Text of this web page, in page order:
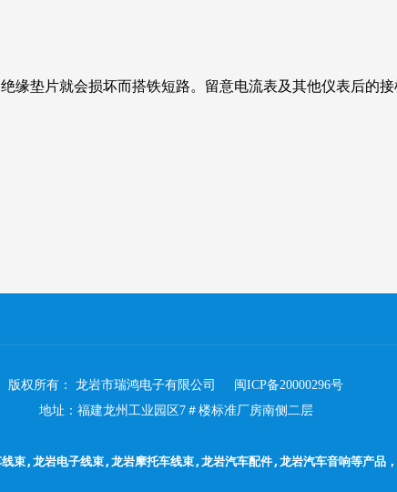
缘垫片就会损坏而搭铁短路。留意电流表及其他仪表后的
版权所有： 龙岩市瑞鸿电子有限公司 闽ICP备20000296号
地址：福建龙州工业园区7＃楼标准厂房南侧二层
束,龙岩电子线束,龙岩摩托车线束, 龙岩汽车配件,龙岩汽车音响等产品